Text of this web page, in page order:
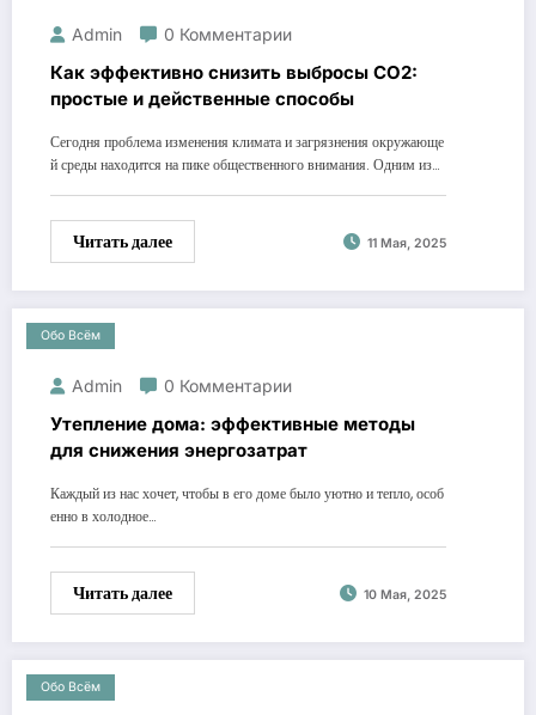
Admin 0 Комментарии
Как эффективно снизить выбросы CO2:
простые и действенные способы
Сегодня проблема изменения климата и загрязнения окружающе
й среды находится на пике общественного внимания. Одним из…
Читать далее 11 Мая, 2025
Обо Всём
Admin 0 Комментарии
Утепление дома: эффективные методы
для снижения энергозатрат
Каждый из нас хочет, чтобы в его доме было уютно и тепло, особ
енно в холодное…
Читать далее 10 Мая, 2025
Обо Всём